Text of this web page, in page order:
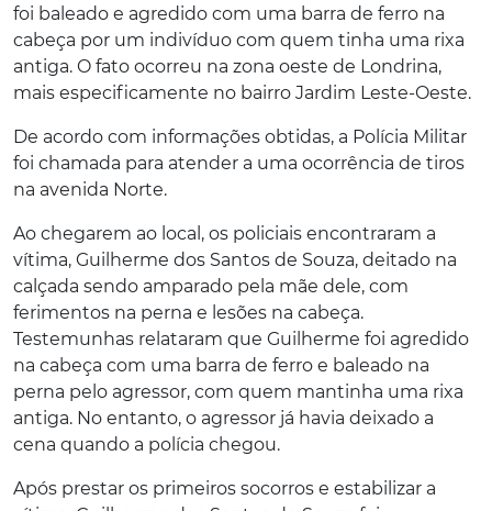
foi baleado e agredido com uma barra de ferro na
cabeça por um indivíduo com quem tinha uma rixa
antiga. O fato ocorreu na zona oeste de Londrina,
mais especificamente no bairro Jardim Leste-Oeste.
De acordo com informações obtidas, a Polícia Militar
foi chamada para atender a uma ocorrência de tiros
na avenida Norte.
Ao chegarem ao local, os policiais encontraram a
vítima, Guilherme dos Santos de Souza, deitado na
calçada sendo amparado pela mãe dele, com
ferimentos na perna e lesões na cabeça.
Testemunhas relataram que Guilherme foi agredido
na cabeça com uma barra de ferro e baleado na
perna pelo agressor, com quem mantinha uma rixa
antiga. No entanto, o agressor já havia deixado a
cena quando a polícia chegou.
Após prestar os primeiros socorros e estabilizar a